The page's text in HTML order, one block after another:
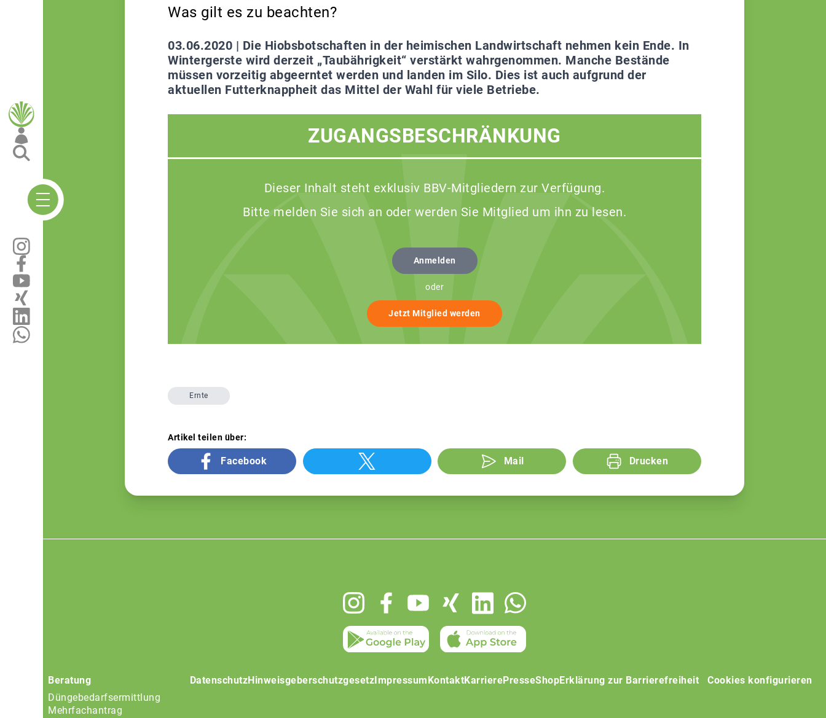
Was gilt es zu beachten?
03.06.2020 | Die Hiobsbotschaften in der heimischen Landwirtschaft nehmen kein Ende. In
Wintergerste wird derzeit „Taubährigkeit“ verstärkt wahrgenommen. Manche Bestände
müssen vorzeitig abgeerntet werden und landen im Silo. Dies ist auch aufgrund der
aktuellen Futterknappheit das Mittel der Wahl für viele Betriebe.
ZUGANGSBESCHRÄNKUNG
Dieser Inhalt steht exklusiv BBV-Mitgliedern zur Verfügung.
Bitte melden Sie sich an oder werden Sie Mitglied um ihn zu lesen.
Anmelden
oder
Jetzt Mitglied werden
Ernte
Artikel teilen über:
Facebook Mail Drucken
Beratung
Düngebedarfsermittlung
Mehrfachantrag
DatenschutzHinweisgeberschutzgesetzImpressumKontaktKarrierePresseShopErklärung zur Barrierefreiheit Cookies konfigurieren